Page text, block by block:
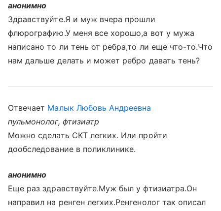
анонимно
Здравствуйте.Я и муж вчера прошли
флюрографию.У меня все хорошо,а вот у мужа
написано то ли тень от ребра,то ли еще что-то.Что
нам дальше делать и может ребро давать тень?
Отвечает Малык Любовь Андреевна
пульмонолог, фтизиатр
Можно сделать СКТ легких. Или пройти
дообследование в поликлинике.
анонимно
Еще раз здравствуйте.Муж был у фтизиатра.Он
направил на ренген легхих.Ренгенолог так описал